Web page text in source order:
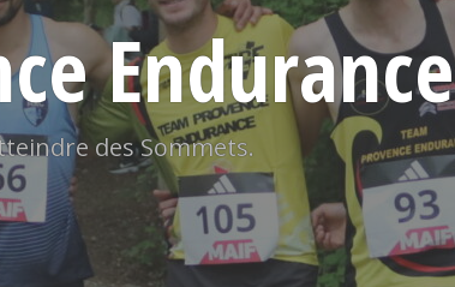
Endurance
des Sommets.